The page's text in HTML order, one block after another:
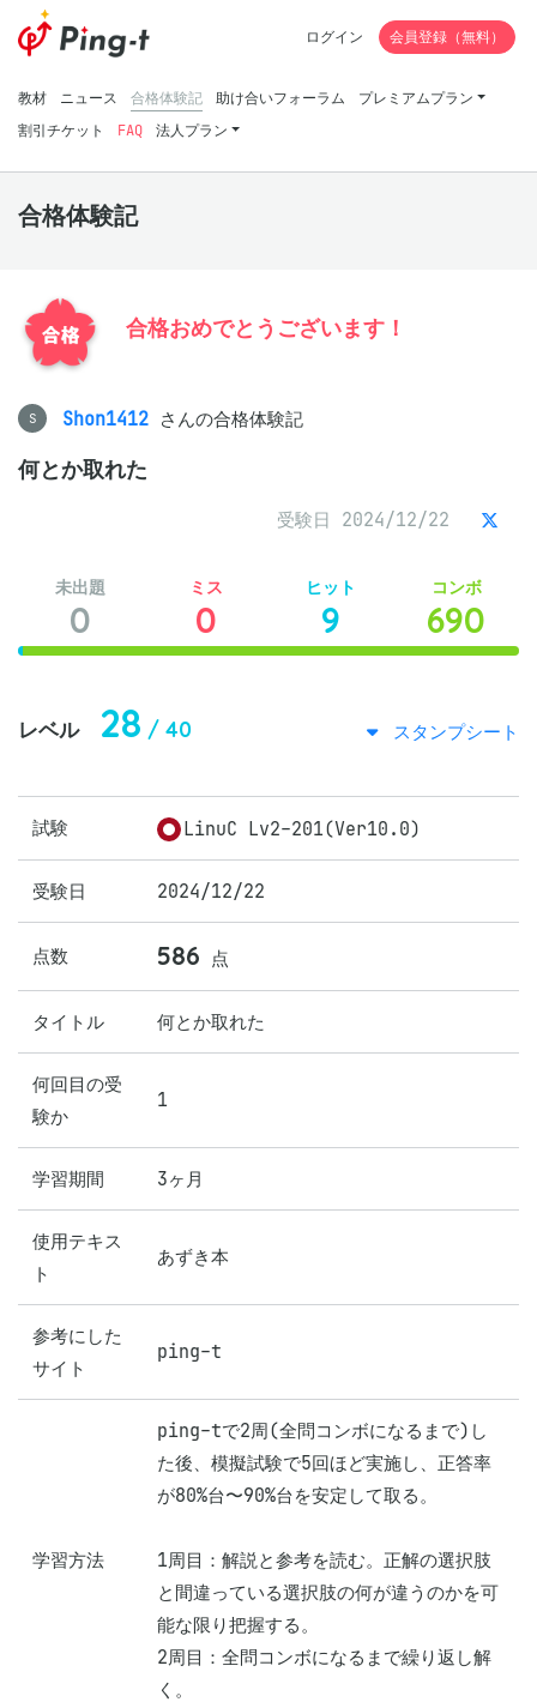
教材 ニュース 合格体験記 助け合いフォーラム
プレミアムプラン
割引チケット
FAQ 法人プラン
ログイン 会員登録（無料）
合格体験記
合格おめでとうございます！
S Shon1412 さんの合格体験記
何とか取れた
受験日 2024/12/22
未出題
0
ミス
0
ヒット
9
コンボ
690
レベル 28 / 40 スタンプシート
試験 LinuC Lv2-201(Ver10.0)
受験日 2024/12/22
点数 586 点
タイトル 何とか取れた
何回目の受
験か
1
学習期間 3ヶ月
使用テキス
ト
参考にした
サイト
ping-t
学習方法
ping-tで2周(全問コンボになるまで)し
た後、模擬試験で5回ほど実施し、正答率
が80%台〜90%台を安定して取る。
1周目：解説と参考を読む。正解の選択肢
と間違っている選択肢の何が違うのかを可
能な限り把握する。
2周目：全問コンボになるまで繰り返し解
く。